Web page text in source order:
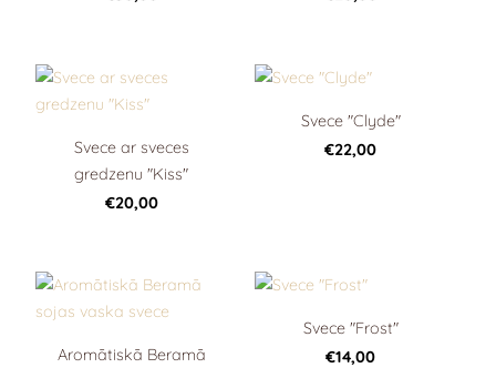
Svece ar sveces
gredzenu "Kiss"
€20,00
Svece "Clyde"
€22,00
Aromātiskā Beramā
Svece "Frost"
€14,00